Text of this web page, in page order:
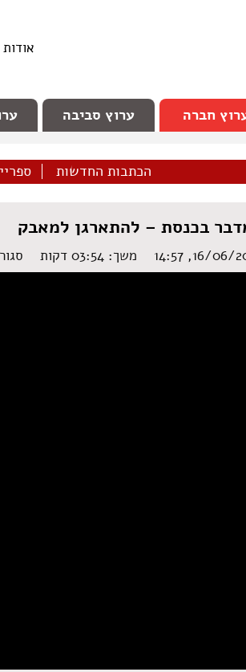
אודות
חברה ערוץ סביבה
הכתבות החדשות
בכנסת – להתארגן למאבק
משך: ‏03:54 דקות